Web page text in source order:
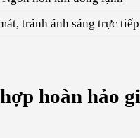
tránh ánh sáng trực
hoàn hảo